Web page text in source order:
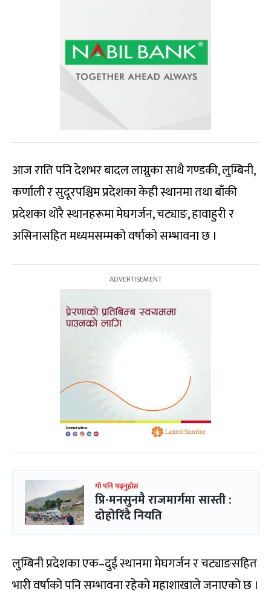
आज राति पनि देशभर बादल लाग्नुका साथै गण्डकी, लुम्बिनी,
कर्णाली र सुदूरपश्चिम प्रदेशका केही स्थानमा तथा बाँकी
प्रदेशका थोरै स्थानहरूमा मेघगर्जन, चट्याङ, हावाहुरी र
असिनासहित मध्यमसम्मको वर्षाको सम्भावना छ ।
यो पनि पढ्नुहोस
प्रि-मनसुनमै राजमार्गमा सास्ती :
दोहोरिँदै नियति
लुम्बिनी प्रदेशका एक–दुई स्थानमा मेघगर्जन र चट्याङसहित
भारी वर्षाको पनि सम्भावना रहेको महाशाखाले जनाएको छ ।